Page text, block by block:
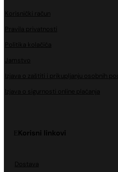
Korisnički račun
Pravila privatnosti
Politika kolačića
Jamstvo
Izjava o zaštiti i prikupljanju osobnih
Izjava o sigurnosti online plaćanja
Korisni linkovi
Dostava